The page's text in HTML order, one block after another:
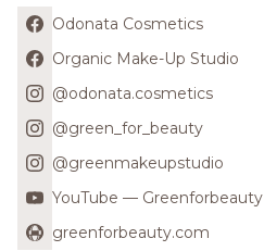
Odonata Cosmetics
Organic Make-Up Studio
@odonata.cosmetics
@green_for_beauty
@greenmakeupstudio
YouTube — Greenforbeauty
greenforbeauty.com